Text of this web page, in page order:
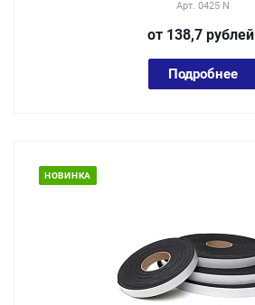
Арт. 0425 N
от 138,7 рублей
Подробнее
НОВИНКА